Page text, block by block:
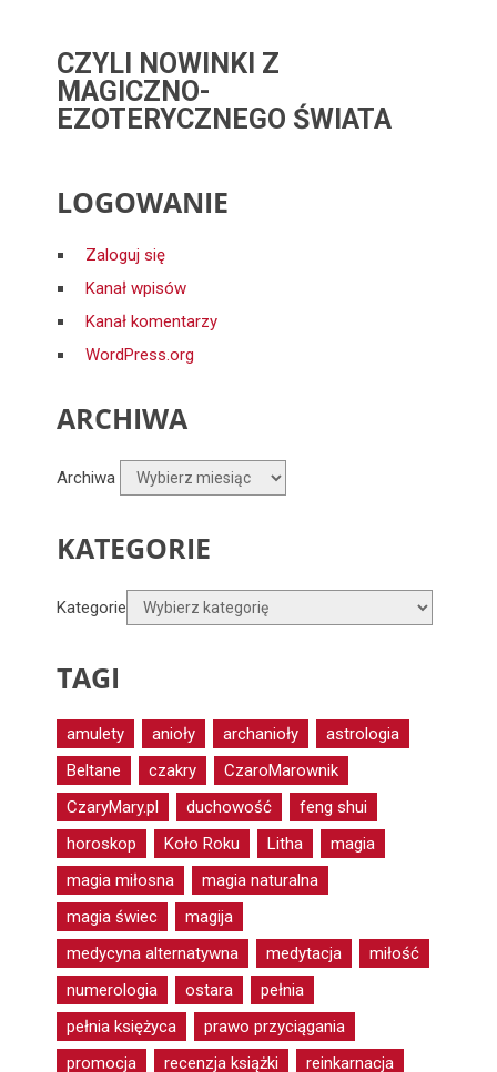
CZYLI NOWINKI Z
MAGICZNO-
EZOTERYCZNEGO ŚWIATA
LOGOWANIE
Zaloguj się
Kanał wpisów
Kanał komentarzy
WordPress.org
ARCHIWA
Archiwa
KATEGORIE
Kategorie
TAGI
amulety anioły archanioły
astrologia
Beltane
czakry
CzaroMarownik
CzaryMary.pl
duchowość
feng shui
horoskop
Koło Roku Litha
magia
magia miłosna
magia naturalna
magia świec
magija
medycyna alternatywna
medytacja
miłość
numerologia
ostara
pełnia
pełnia księżyca
prawo przyciągania
promocja
recenzja książki
reinkarnacja